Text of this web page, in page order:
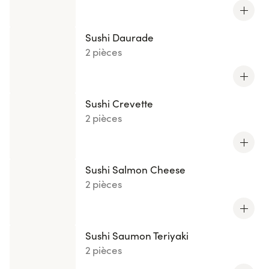
Sushi Daurade
2 pièces
Sushi Crevette
2 pièces
Sushi Salmon Cheese
2 pièces
Sushi Saumon Teriyaki
2 pièces